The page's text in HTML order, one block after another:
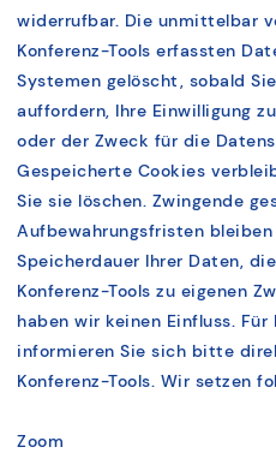
widerrufbar. Die unmittelbar
Konferenz-Tools erfassten
Systemen gelöscht, sobald
auffordern, Ihre Einwilligung
oder der Zweck für die
Gespeicherte Cookies
Sie sie löschen. Zwingende
Aufbewahrungsfristen
Speicherdauer Ihrer Daten,
Konferenz-Tools zu eigenen
haben wir keinen Einfluss.
informieren Sie sich bitte
Konferenz-Tools. Wir setzen
Zoom